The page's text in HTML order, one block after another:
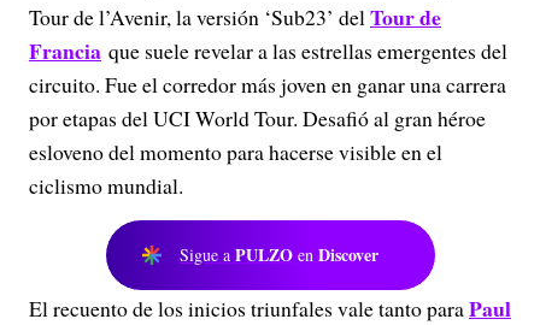
Tour de l’Avenir, la versión ‘Sub23’ delTour de
Francia que suele revelar a las estrellas emergentes del
circuito. Fue el corredor más joven en ganar una carrera
por etapas del UCI World Tour. Desafió al gran héroe
esloveno del momento para hacerse visible en el
ciclismo mundial.
Sigue a PULZO en Discover
El recuento de los inicios triunfales vale tanto paraPaul